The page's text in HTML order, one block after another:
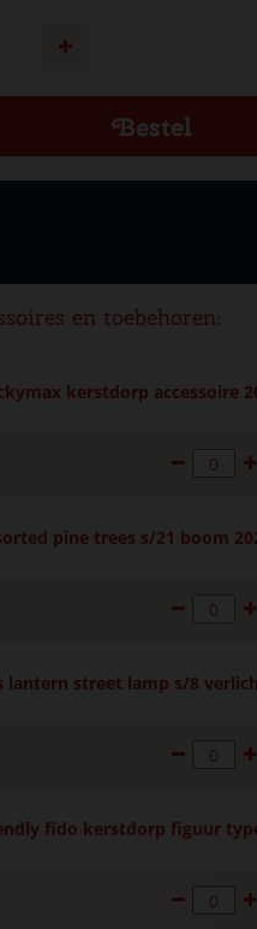
en toebehoren:
kerstdorp accessoire
pine trees s/21 boom
lantern street lamp s/8
fido kerstdorp figuur